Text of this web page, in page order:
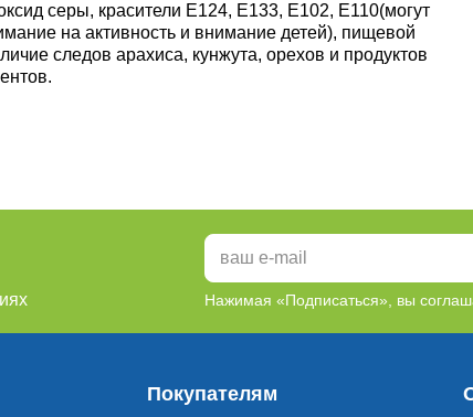
серы, красители Е124, Е133, Е102, Е110(могут
на активность и внимание детей), пищевой
следов арахиса, кунжута, орехов и продуктов
Нажимая «Подписаться», вы
Покупателям